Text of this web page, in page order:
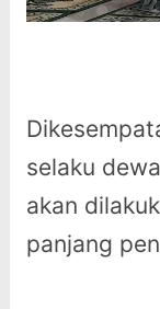
selaku
akan
panjang